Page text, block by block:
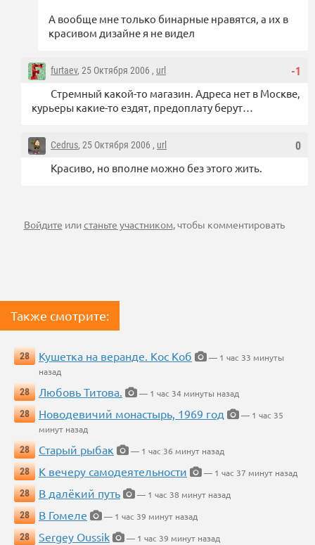
А вообще мне только бинарные нравятся, а их в
красивом дизайне я не видел
-1
furtaev, 25 Октября 2006 , url
Стремный какой-то магазин. Адреса нет в Москве,
курьеры какие-то ездят, предоплату берут…
0
Cedrus, 25 Октября 2006 , url
Красиво, но вполне можно без этого жить.
Войдите илистаньте участником, чтобы комментировать
Также смотрите:
28 Кушетка на веранде. Кос Коб
— 1 час 33 минуты
назад
28
Любовь Титова.
— 1 час 34 минуты назад
28
Новодевичий монастырь, 1969 год
— 1 час 35
минут назад
28
Старый рыбак
— 1 час 36 минут назад
28
К вечеру самодеятельности
— 1 час 37 минут назад
28
В далёкий путь
— 1 час 38 минут назад
28
В Гомеле
— 1 час 39 минут назад
28
Sergey Oussik
— 1 час 39 минут назад